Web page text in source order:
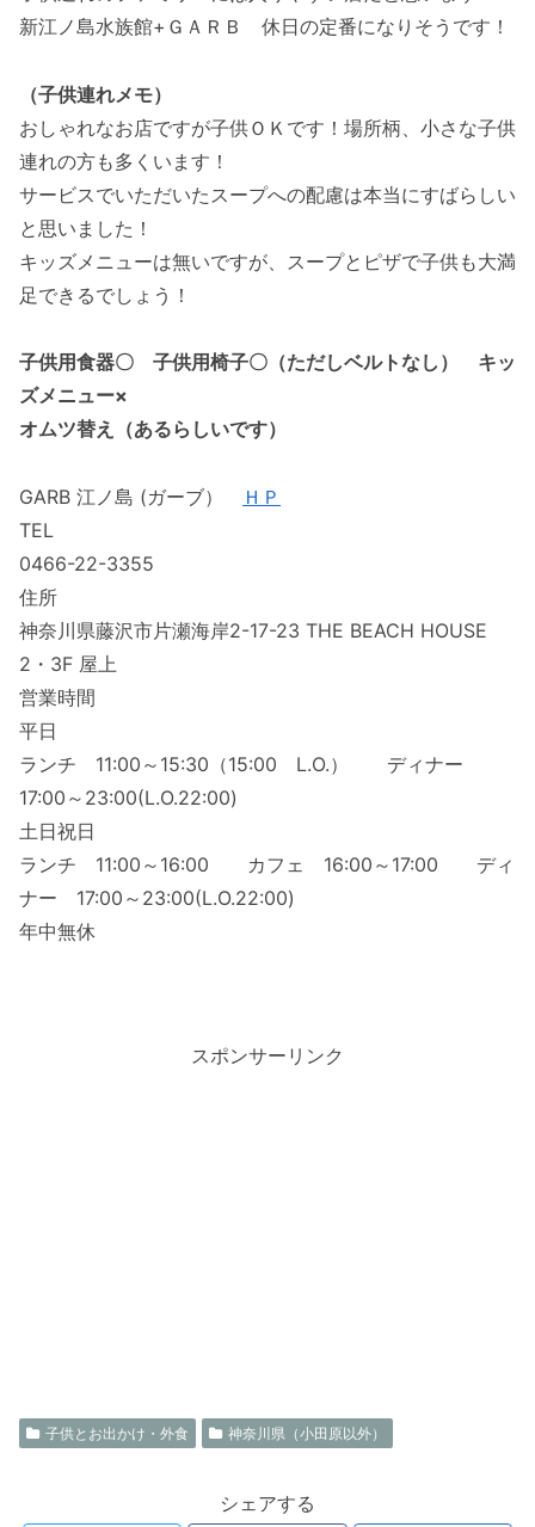
新江ノ島水族館+ＧＡＲＢ 休日の定番になりそうです！
（子供連れメモ）
おしゃれなお店ですが子供ＯＫです！場所柄、小さな子供
連れの方も多くいます！
サービスでいただいたスープへの配慮は本当にすばらしい
と思いました！
キッズメニューは無いですが、スープとピザで子供も大満
足できるでしょう！
子供用食器〇 子供用椅子〇（ただしベルトなし） キッ
ズメニュー×
オムツ替え（あるらしいです）
GARB 江ノ島 (ガーブ）
ＨＰ
TEL
0466-22-3355
住所
神奈川県藤沢市片瀬海岸2-17-23 THE BEACH HOUSE
2・3F 屋上
営業時間
平日
ランチ 11:00～15:30（15:00 L.O.） ディナー
17:00～23:00(L.O.22:00)
土日祝日
ランチ 11:00～16:00 カフェ 16:00～17:00 ディ
ナー 17:00～23:00(L.O.22:00)
年中無休
スポンサーリンク
子供とお出かけ・外食 神奈川県（小田原以外）
シェアする